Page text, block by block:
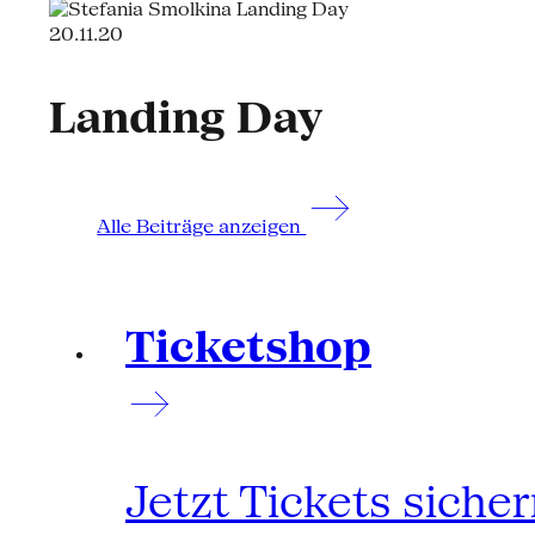
20.11.20
Landing Day
Alle Beiträge anzeigen
Ticketshop
Jetzt Tickets